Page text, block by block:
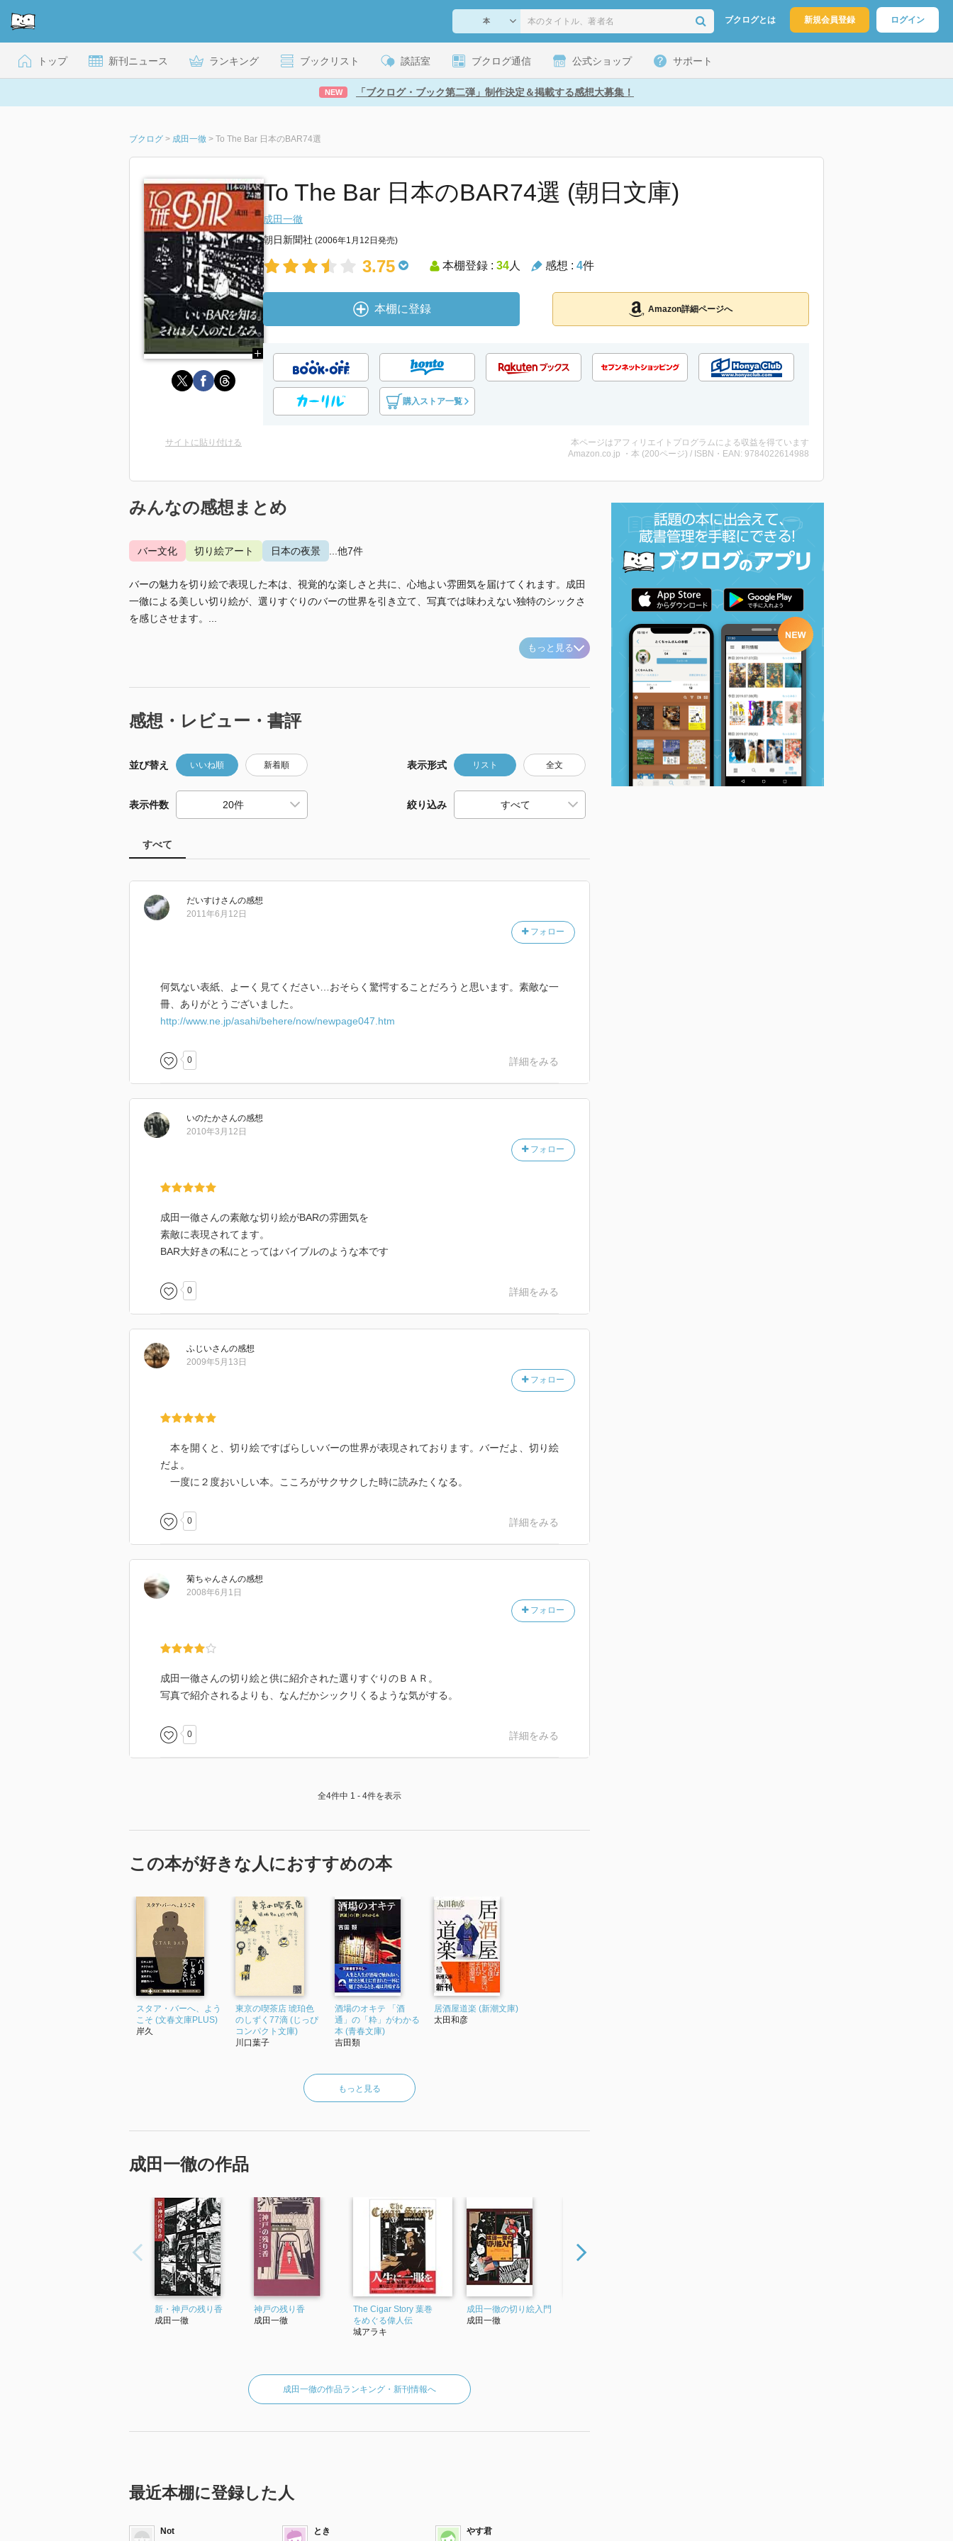
ブクログとは 新規会員登録 ログイン
トップ 新刊ニュース ランキング ブックリスト 談話室 ブクログ通信 公式ショップ サポート
NEW 「ブクログ・ブック第二弾」制作決定＆掲載する感想大募集！
ブクログ > 成田一徹 > To The Bar 日本のBAR74選
To The Bar 日本のBAR74選 (朝日文庫)
成田一徹
朝日新聞社 (2006年1月12日発売)
3.75 本棚登録 : 34人 感想 : 4件
本棚に登録 Amazon詳細ページへ
購入ストア一覧
サイトに貼り付ける
本ページはアフィリエイトプログラムによる収益を得ています
Amazon.co.jp ・本 (200ページ) / ISBN・EAN: 9784022614988
みんなの感想まとめ
バー文化 切り絵アート 日本の夜景 ...他7件
バーの魅力を切り絵で表現した本は、視覚的な楽しさと共に、心地よい雰囲気を届けてくれます。成田
一徹による美しい切り絵が、選りすぐりのバーの世界を引き立て、写真では味わえない独特のシックさ
を感じさせます。...
もっと見る
感想・レビュー・書評
並び替え いいね順 新着順 表示形式 リスト 全文
表示件数 絞り込み
すべて
だいすけさんの感想
フォロー
2011年6月12日
何気ない表紙、よーく見てください…おそらく驚愕することだろうと思います。素敵な一
冊、ありがとうございました。
http://www.ne.jp/asahi/behere/now/newpage047.htm
0 詳細をみる
いのたかさんの感想
フォロー
2010年3月12日
成田一徹さんの素敵な切り絵がBARの雰囲気を
素敵に表現されてます。
BAR大好きの私にとってはバイブルのような本です
0 詳細をみる
ふじいさんの感想
フォロー
2009年5月13日
本を開くと、切り絵ですばらしいバーの世界が表現されております。バーだよ、切り絵
だよ。
一度に２度おいしい本。こころがサクサクした時に読みたくなる。
0 詳細をみる
菊ちゃんさんの感想
フォロー
2008年6月1日
成田一徹さんの切り絵と供に紹介された選りすぐりのＢＡＲ。
写真で紹介されるよりも、なんだかシックリくるような気がする。
0 詳細をみる
全4件中 1 - 4件を表示
この本が好きな人におすすめの本
スタア・バーへ、よう
こそ (文春文庫PLUS)
岸久
東京の喫茶店 琥珀色
のしずく77滴 (じっぴ
コンパクト文庫)
川口葉子
酒場のオキテ 「酒
通」の「粋」がわかる
本 (青春文庫)
吉田類
居酒屋道楽 (新潮文庫)
太田和彦
もっと見る
成田一徹の作品
新・神戸の残り香
成田一徹
神戸の残り香
成田一徹
The Cigar Story 葉巻
をめぐる偉人伝
城アラキ
成田一徹の切り絵入門
成田一徹
成田一徹の作品ランキング・新刊情報へ
最近本棚に登録した人
Not とき やす君